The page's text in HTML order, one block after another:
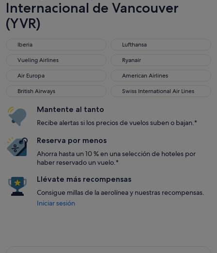
Internacional de Vancouver
(YVR)
Iberia
Iberia Lufthansa
Lufthansa
Vueling Airlines
Vueling Airlines Ryanair
Ryanair
Air Europa
Air Europa American Airlines
American Airlines
British Airways
British Airways Swiss International Air Lines
Swiss International Air Lines
Mantente al tanto
Recibe alertas si los precios de vuelos suben o bajan.*
Reserva por menos
Ahorra hasta un 10 % en una selección de hoteles por
haber reservado un vuelo.*
Llévate más recompensas
Consigue millas de la aerolínea y nuestras recompensas.
Iniciar sesión